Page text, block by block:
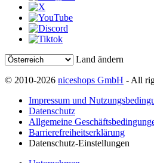
Land ändern
© 2010-2026 niceshops GmbH - All
Impressum und
Datenschutz
Allgemeine
Barrierefreiheitserklärung
Datenschutz-Einstellungen